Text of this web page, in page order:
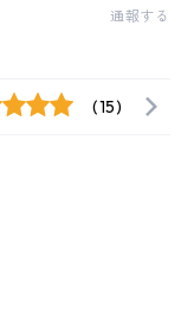
通報する
(15)